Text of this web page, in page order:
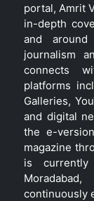
portal, Amrit
in-depth
and
journalism
connects
platforms
Galleries,
and digital
the e-
magazine
is currently
continuously